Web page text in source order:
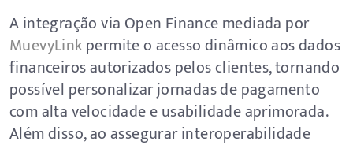
A integração via Open Finance mediada por
MuevyLinkpermite o acesso dinâmico aos dados
financeiros autorizados pelos clientes, tornando
possível personalizar jornadas de pagamento
com alta velocidade e usabilidade aprimorada.
Além disso, ao assegurar interoperabilidade